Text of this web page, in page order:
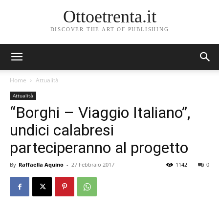
Ottoetrenta.it
DISCOVER THE ART OF PUBLISHING
Home Attualità
Attualità
“Borghi – Viaggio Italiano”,
undici calabresi
parteciperanno al progetto
By Raffaella Aquino - 27 Febbraio 2017 0
1142